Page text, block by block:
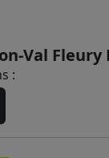
Val Fleury
: